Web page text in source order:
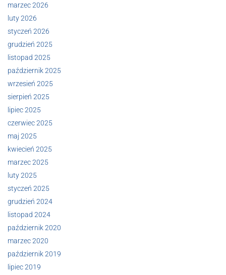
marzec 2026
luty 2026
styczeń 2026
grudzień 2025
listopad 2025
październik 2025
wrzesień 2025
sierpień 2025
lipiec 2025
czerwiec 2025
maj 2025
kwiecień 2025
marzec 2025
luty 2025
styczeń 2025
grudzień 2024
listopad 2024
październik 2020
marzec 2020
październik 2019
lipiec 2019